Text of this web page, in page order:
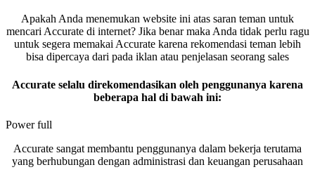
Apakah Anda menemukan website ini atas saran teman untuk
mencari Accurate di internet? Jika benar maka Anda tidak perlu ragu
untuk segera memakai Accurate karena rekomendasi teman lebih
bisa dipercaya dari pada iklan atau penjelasan seorang sales
Accurate selalu direkomendasikan oleh penggunanya karena
beberapa hal di bawah ini:
Power full
Accurate sangat membantu penggunanya dalam bekerja terutama
yang berhubungan dengan administrasi dan keuangan perusahaan